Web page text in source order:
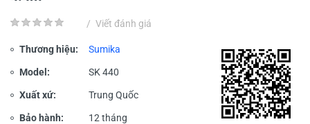
/ Viết đánh giá
Thương hiệu: Sumika
Model: SK 440
Xuất xứ: Trung Quốc
Bảo hành: 12 tháng